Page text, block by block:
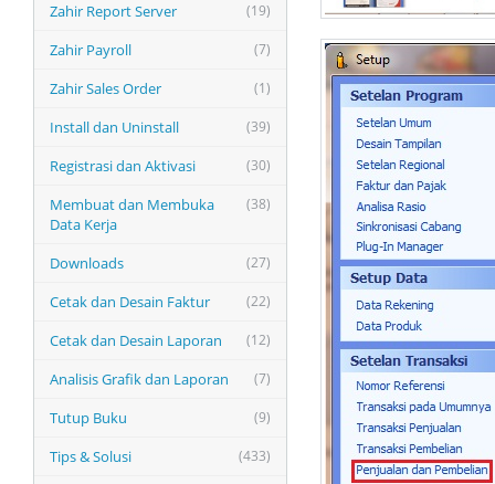
(19)
Zahir Report Server
(7)
Zahir Payroll
(1)
Zahir Sales Order
(39)
Install dan Uninstall
(30)
Registrasi dan Aktivasi
(38)
Membuat dan Membuka
Data Kerja
(27)
Downloads
(22)
Cetak dan Desain Faktur
(12)
Cetak dan Desain Laporan
(7)
Analisis Grafik dan Laporan
(9)
Tutup Buku
(433)
Tips & Solusi